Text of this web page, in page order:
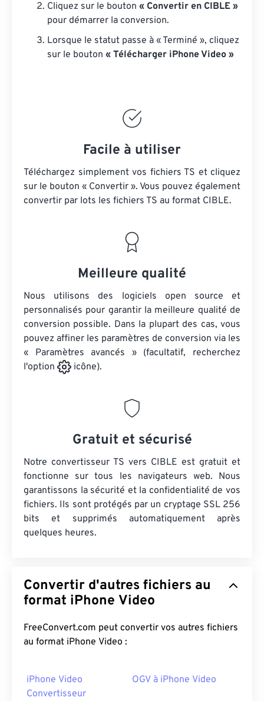
Cliquez sur le bouton « Convertir en CIBLE »
pour démarrer la conversion.
Lorsque le statut passe à « Terminé », cliquez
sur le bouton « Télécharger iPhone Video »
Facile à utiliser
Téléchargez simplement vos fichiers TS et cliquez
sur le bouton « Convertir ». Vous pouvez également
convertir par lots les fichiers TS au format CIBLE.
Meilleure qualité
Nous utilisons des logiciels open source et
personnalisés pour garantir la meilleure qualité de
conversion possible. Dans la plupart des cas, vous
pouvez affiner les paramètres de conversion via les
« Paramètres avancés » (facultatif, recherchez
l'option
icône).
Gratuit et sécurisé
Notre convertisseur TS vers CIBLE est gratuit et
fonctionne sur tous les navigateurs web. Nous
garantissons la sécurité et la confidentialité de vos
fichiers. Ils sont protégés par un cryptage SSL 256
bits et supprimés automatiquement après
quelques heures.
Convertir d'autres fichiers au
format iPhone Video
FreeConvert.com peut convertir vos autres fichiers
au format iPhone Video :
iPhone Video
Convertisseur
OGV à iPhone Video